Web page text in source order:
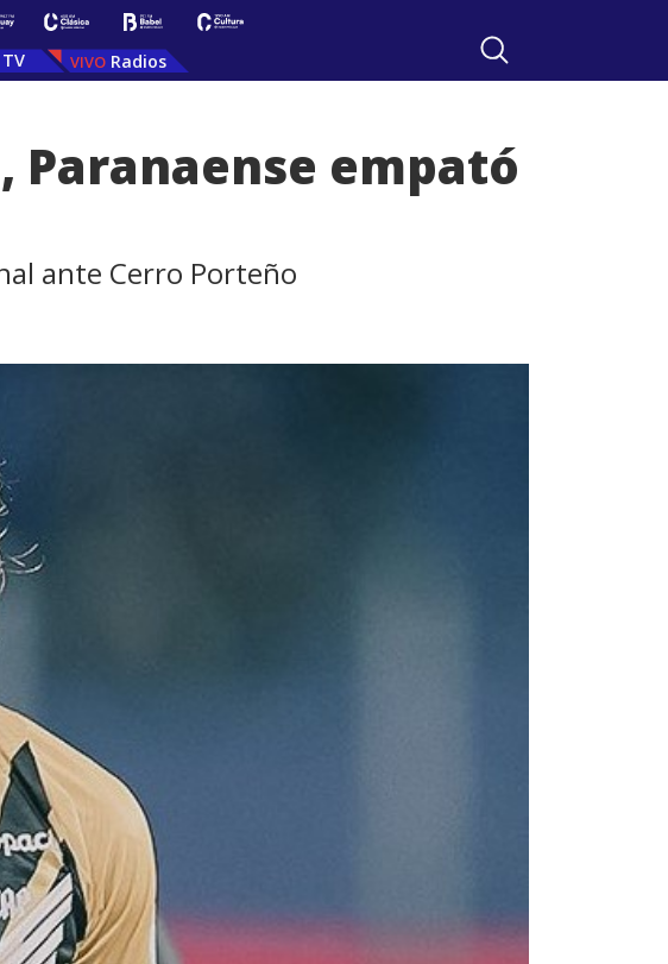
TV Radios
Paranaense empató
ante Cerro Porteño